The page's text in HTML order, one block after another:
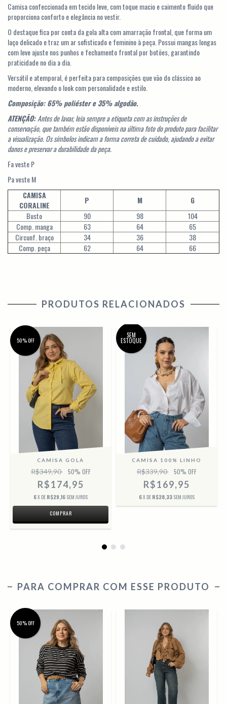
Camisa confeccionada em tecido leve, com toque macio e caimento fluido que
proporciona conforto e elegância no vestir.
O destaque fica por conta da gola alta com amarração frontal, que forma um
laço delicado e traz um ar sofisticado e feminino à peça. Possui mangas longas
com leve ajuste nos punhos e fechamento frontal por botões, garantindo
praticidade no dia a dia.
Versátil e atemporal, é perfeita para composições que vão do clássico ao
moderno, elevando o look com personalidade e estilo.
Composição: 65% poliéster e 35% algodão.
ATENÇÃO:Antes de lavar, leia sempre a etiqueta com as instruções de
conservação, que também estão disponíveis na última foto do produto para facilitar
a visualização. Os símbolos indicam a forma correta de cuidado, ajudando a evitar
danos e preservar a durabilidade da peça.
Fa veste P
Pa veste M
CAMISA
CORALINE
P M
G
Busto
90 98
104
Comp. manga
63 64
65
Circunf. braço
34 36
38
Comp. peça
62 64 66
PRODUTOS RELACIONADOS
50% OFF
CAMISA GOLA
R$349,90 50% OFF
R$174,95
6X DE R$29,16 SEM JUROS
COMPRAR
SEM
ESTOQUE
CAMISA 100% LINHO
R$339,90 50% OFF
R$169,95
6X DE R$28,33 SEM JUROS
PARA COMPRAR COM ESSE PRODUTO
50% OFF